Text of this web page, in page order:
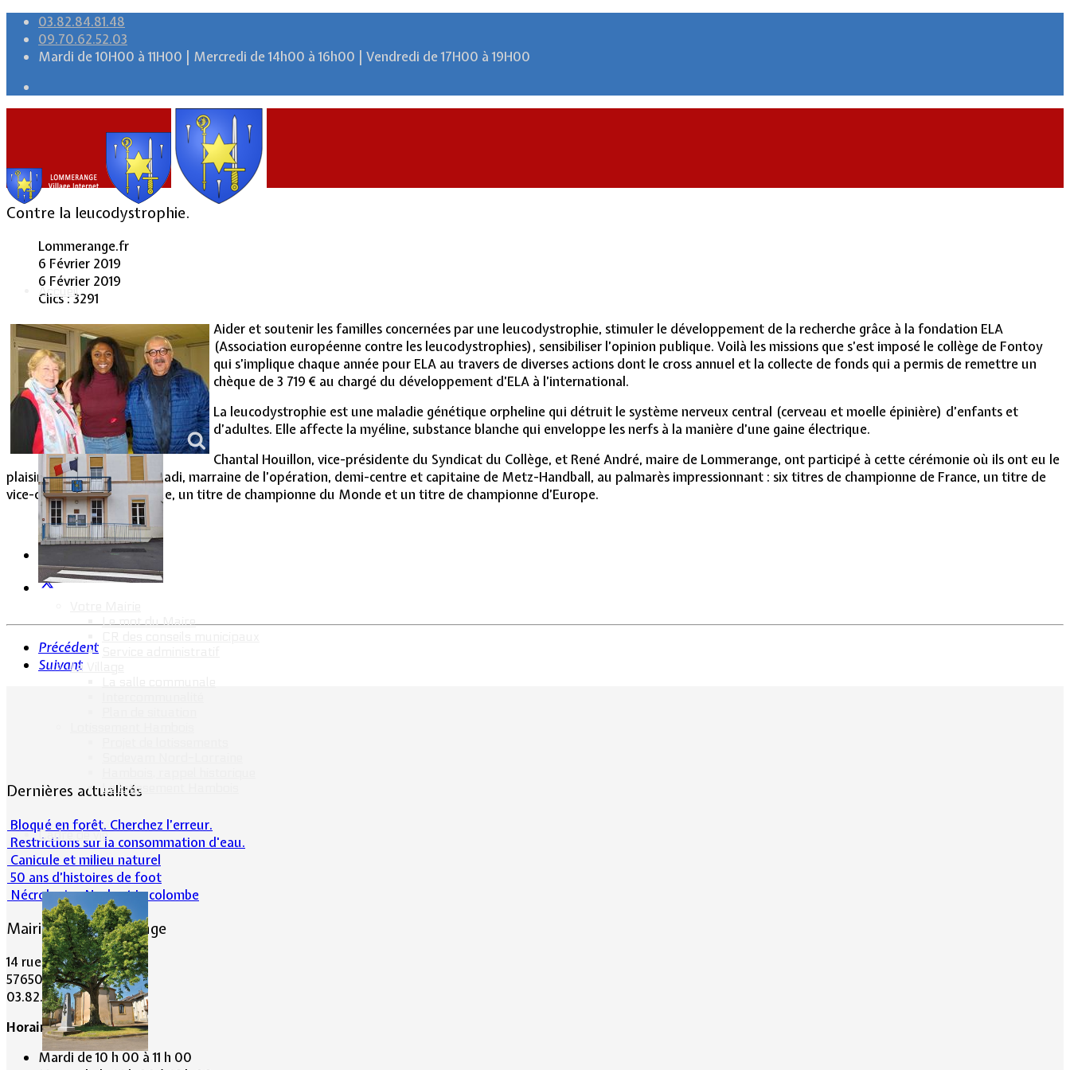
03.82.84.81.48
09.70.62.52.03
Mardi de 10H00 à 11H00 | Mercredi de 14h00 à 16h00 | Vendredi de 17H00 à 19H00
Accueil
Vie Municipale
Le mot du Maire
Le Village
Le lotissement Hambois
Cadre de vie
Contre la leucodystrophie.
Lommerange.fr
6 Février 2019
6 Février 2019
Clics : 3291
Aider et soutenir les familles concernées par une leucodystrophie, stimuler le développement de la recherche grâce à la fondation ELA
(Association européenne contre les leucodystrophies), sensibiliser l’opinion publique. Voilà les missions que s’est imposé le collège de Fontoy
qui s’implique chaque année pour ELA au travers de diverses actions dont le cross annuel et la collecte de fonds qui a permis de remettre un
chèque de 3 719 € au chargé du développement d’ELA à l’international.
La leucodystrophie est une maladie génétique orpheline qui détruit le système nerveux central (cerveau et moelle épinière) d’enfants et
d’adultes. Elle affecte la myéline, substance blanche qui enveloppe les nerfs à la manière d’une gaine électrique.
Chantal Houillon, vice-présidente du Syndicat du Collège, et René André, maire de Lommerange, ont participé à cette cérémonie où ils ont eu le
plaisir de côtoyer Grâce Zaadi, marraine de l’opération, demi-centre et capitaine de Metz-Handball, au palmarès impressionnant : six titres de championne de France, un titre de
vice-championne olympique, un titre de championne du Monde et un titre de championne d’Europe.
Précédent
Suivant
Dernières actualités
Bloqué en forêt. Cherchez l’erreur.
Restrictions sur la consommation d'eau.
Canicule et milieu naturel
50 ans d’histoires de foot
Nécrologie : Norbert Lacolombe
Mairie de Lommerange
14 rue Maréchal Joffre
57650 LOMMERANGE
03.82.84.81.48
Horaire de la Mairie:
Mardi de 10 h 00 à 11 h 00